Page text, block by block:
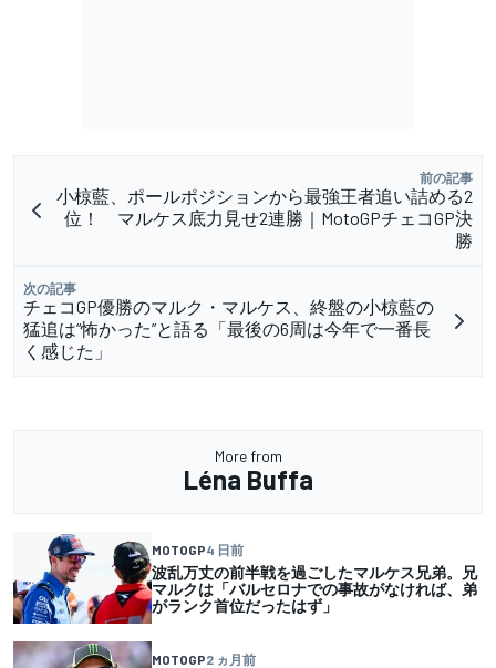
前の記事
小椋藍、ポールポジションから最強王者追い詰める2
位！ マルケス底力見せ2連勝｜MotoGPチェコGP決
勝
次の記事
チェコGP優勝のマルク・マルケス、終盤の小椋藍の
猛追は“怖かった”と語る「最後の6周は今年で一番長
く感じた」
More from
Léna Buffa
MOTOGP4 日前
波乱万丈の前半戦を過ごしたマルケス兄弟。兄
マルクは「バルセロナでの事故がなければ、弟
がランク首位だったはず」
MOTOGP2 ヵ月前